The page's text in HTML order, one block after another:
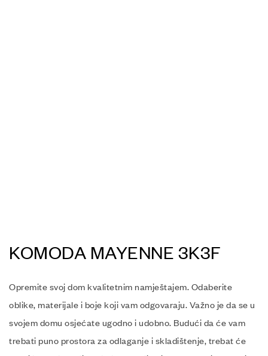
KOMODA MAYENNE 3K3F
Opremite svoj dom kvalitetnim namještajem. Odaberite
oblike, materijale i boje koji vam odgovaraju. Važno je da se u
svojem domu osjećate ugodno i udobno. Budući da će vam
trebati puno prostora za odlaganje i skladištenje, trebat će